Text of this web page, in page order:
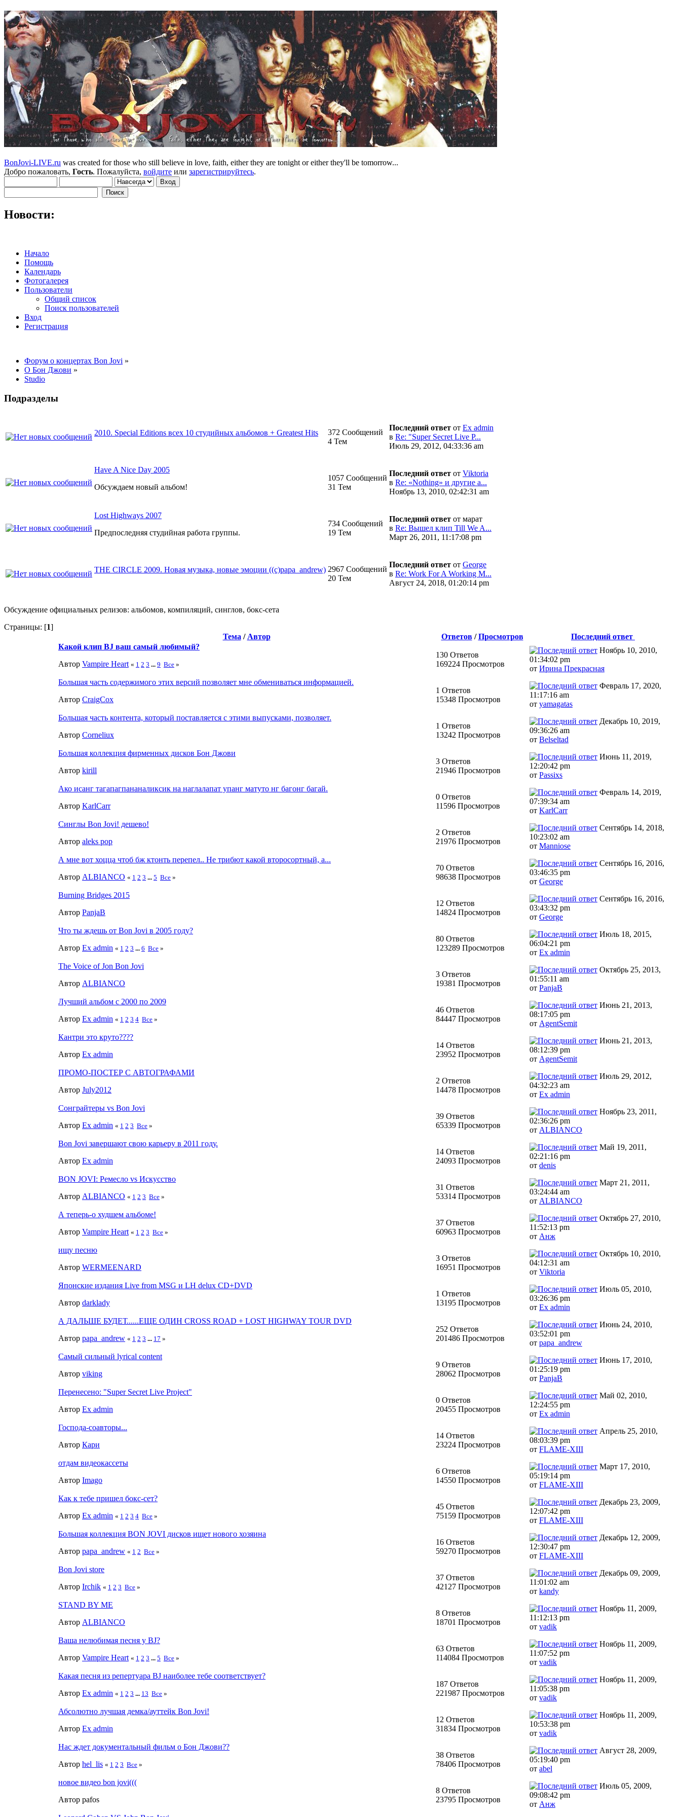
BonJovi-LIVE.ru was created for those who still believe in love, faith, either they are tonight or either they'll be tomorrow...
Добро пожаловать, Гость. Пожалуйста, войдите или зарегистрируйтесь.
Новости:
Начало
Помощь
Календарь
Фотогалерея
Пользователи
Общий список
Поиск пользователей
Вход
Регистрация
Форум о концертах Bon Jovi »
О Бон Джови »
Studio
Подразделы
2010. Special Editions всех 10 студийных альбомов + Greatest Hits
372 Сообщений
4 Тем
Последний ответ от Ex admin
в Re: "Super Secret Live P...
Июль 29, 2012, 04:33:36 am
Have A Nice Day 2005
Обсуждаем новый альбом!
1057 Сообщений
31 Тем
Последний ответ от Viktoria
в Re: «Nothing» и другие а...
Ноябрь 13, 2010, 02:42:31 am
Lost Highways 2007
Предпоследняя студийная работа группы.
734 Сообщений
19 Тем
Последний ответ от марат
в Re: Вышел клип Till We A...
Март 26, 2011, 11:17:08 pm
THE CIRCLE 2009. Новая музыка, новые эмоции ((c)papa_andrew) 2967 Сообщений
20 Тем
Последний ответ от George
в Re: Work For A Working M...
Август 24, 2018, 01:20:14 pm
Обсуждение официальных релизов: альбомов, компиляций, синглов, бокc-сета
Страницы: [1]
Тема / Автор Ответов/Просмотров
Последний ответ
Какой клип BJ ваш самый любимый?
Автор Vampire Heart « 1 2 3 ... 9 Все »
130 Ответов
169224 Просмотров
Ноябрь 10, 2010,
01:34:02 pm
от Ирина Прекрасная
Большая часть содержимого этих версий позволяет мне обмениваться информацией.
Автор CraigCox
1 Ответов
15348 Просмотров
Февраль 17, 2020,
11:17:16 am
от yamagatas
Большая часть контента, который поставляется с этими выпусками, позволяет.
Автор Corneliux
1 Ответов
13242 Просмотров
Декабрь 10, 2019,
09:36:26 am
от Belseltad
Большая коллекция фирменных дисков Бон Джови
Автор kirill
3 Ответов
21946 Просмотров
Июнь 11, 2019,
12:20:42 pm
от Passixs
Ако исанг тагапагпананаликсик на наглалапат упанг матуто нг багонг багай.
Автор KarlCarr
0 Ответов
11596 Просмотров
Февраль 14, 2019,
07:39:34 am
от KarlCarr
Синглы Bon Jovi! дешево!
Автор aleks pop
2 Ответов
21976 Просмотров
Сентябрь 14, 2018,
10:23:02 am
от Manniose
А мне вот хоцца чтоб бж ктонть перепел.. Не трибют какой второсортный, а...
Автор ALBIANCO « 1 2 3 ... 5 Все »
70 Ответов
98638 Просмотров
Сентябрь 16, 2016,
03:46:35 pm
от George
Burning Bridges 2015
Автор PanjaB
12 Ответов
14824 Просмотров
Сентябрь 16, 2016,
03:43:32 pm
от George
Что ты ждешь от Bon Jovi в 2005 году?
Автор Ex admin « 1 2 3 ... 6 Все »
80 Ответов
123289 Просмотров
Июль 18, 2015,
06:04:21 pm
от Ex admin
The Voice of Jon Bon Jovi
Автор ALBIANCO
3 Ответов
19381 Просмотров
Октябрь 25, 2013,
01:55:11 am
от PanjaB
Лучший альбом с 2000 по 2009
Автор Ex admin « 1 2 3 4 Все »
46 Ответов
84447 Просмотров
Июнь 21, 2013,
08:17:05 pm
от AgentSemit
Кантри это круто????
Автор Ex admin
14 Ответов
23952 Просмотров
Июнь 21, 2013,
08:12:39 pm
от AgentSemit
ПРОМО-ПОСТЕР С АВТОГРАФАМИ
Автор July2012
2 Ответов
14478 Просмотров
Июль 29, 2012,
04:32:23 am
от Ex admin
Сонграйтеры vs Bon Jovi
Автор Ex admin « 1 2 3 Все »
39 Ответов
65339 Просмотров
Ноябрь 23, 2011,
02:36:26 pm
от ALBIANCO
Bon Jovi завершают свою карьеру в 2011 году.
Автор Ex admin
14 Ответов
24093 Просмотров
Май 19, 2011,
02:21:16 pm
от denis
BON JOVI: Ремесло vs Искусство
Автор ALBIANCO « 1 2 3 Все »
31 Ответов
53314 Просмотров
Март 21, 2011,
03:24:44 am
от ALBIANCO
А теперь-о худшем альбоме!
Автор Vampire Heart « 1 2 3 Все »
37 Ответов
60963 Просмотров
Октябрь 27, 2010,
11:52:13 pm
от Анж
ищу песню
Автор WERMEENARD
3 Ответов
16951 Просмотров
Октябрь 10, 2010,
04:12:31 am
от Viktoria
Японские издания Live from MSG и LH delux CD+DVD
Автор darklady
1 Ответов
13195 Просмотров
Июль 05, 2010,
03:26:36 pm
от Ex admin
А ДАЛЬШЕ БУДЕТ......ЕЩЕ ОДИН CROSS ROAD + LOST HIGHWAY TOUR DVD
Автор papa_andrew « 1 2 3 ... 17 »
252 Ответов
201486 Просмотров
Июнь 24, 2010,
03:52:01 pm
от papa_andrew
Самый сильный lyrical content
Автор viking
9 Ответов
28062 Просмотров
Июнь 17, 2010,
01:25:19 pm
от PanjaB
Перенесено: "Super Secret Live Project"
Автор Ex admin
0 Ответов
20455 Просмотров
Май 02, 2010,
12:24:55 pm
от Ex admin
Господа-соавторы...
Автор Кари
14 Ответов
23224 Просмотров
Апрель 25, 2010,
08:03:39 pm
от FLAME-XIII
отдам видеокассеты
Автор Imago
6 Ответов
14550 Просмотров
Март 17, 2010,
05:19:14 pm
от FLAME-XIII
Как к тебе пришел бокс-сет?
Автор Ex admin « 1 2 3 4 Все »
45 Ответов
75159 Просмотров
Декабрь 23, 2009,
12:07:42 pm
от FLAME-XIII
Большая коллекция BON JOVI дисков ищет нового хозяина
Автор papa_andrew « 1 2 Все »
16 Ответов
59270 Просмотров
Декабрь 12, 2009,
12:30:47 pm
от FLAME-XIII
Bon Jovi store
Автор Irchik « 1 2 3 Все »
37 Ответов
42127 Просмотров
Декабрь 09, 2009,
11:01:02 am
от kandy
STAND BY ME
Автор ALBIANCO
8 Ответов
18701 Просмотров
Ноябрь 11, 2009,
11:12:13 pm
от vadik
Ваша нелюбимая песня у BJ?
Автор Vampire Heart « 1 2 3 ... 5 Все »
63 Ответов
114084 Просмотров
Ноябрь 11, 2009,
11:07:52 pm
от vadik
Какая песня из репертуара BJ наиболее тебе соответствует?
Автор Ex admin « 1 2 3 ... 13 Все »
187 Ответов
221987 Просмотров
Ноябрь 11, 2009,
11:05:38 pm
от vadik
Абсолютно лучшая демка/ауттейк Bon Jovi!
Автор Ex admin
12 Ответов
31834 Просмотров
Ноябрь 11, 2009,
10:53:38 pm
от vadik
Нас ждет документальный фильм о Бон Джови??
Автор hel_lis « 1 2 3 Все »
38 Ответов
78406 Просмотров
Август 28, 2009,
05:19:40 pm
от abel
новое видео bon jovi(((
Автор pafos
8 Ответов
23795 Просмотров
Июль 05, 2009,
09:08:42 pm
от Анж